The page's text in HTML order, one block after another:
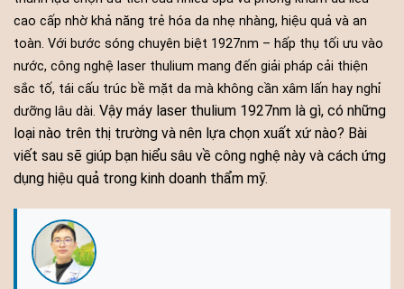
cao cấp nhờ khả năng trẻ hóa da nhẹ nhàng, hiệu quả và an
toàn. Với bước sóng chuyên biệt 1927nm – hấp thụ tối ưu vào
nước, công nghệ laser thulium mang đến giải pháp cải thiện
sắc tố, tái cấu trúc bề mặt da mà không cần xâm lấn hay nghỉ
dưỡng lâu dài. Vậy máy laser thulium 1927nm là gì, có những
loại nào trên thị trường và nên lựa chọn xuất xứ nào? Bài
viết sau sẽ giúp bạn hiểu sâu về công nghệ này và cách ứng
dụng hiệu quả trong kinh doanh thẩm mỹ.